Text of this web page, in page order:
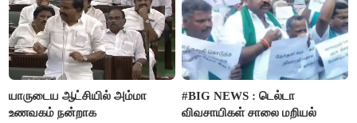
யாருடைய ஆட்சியில் அம்மா
உணவகம் நன்றாக
#BIG NEWS : டெல்டா
விவசாயிகள் சாலை மறியல்